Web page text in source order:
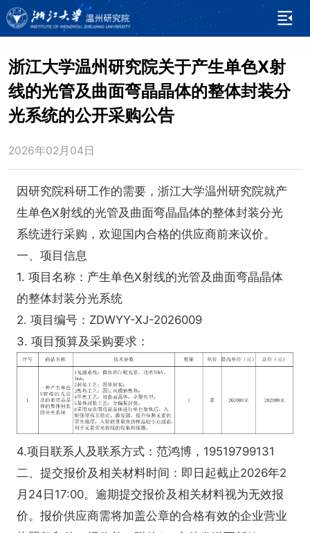
浙江大学温州研究院关于产生单色X射
线的光管及曲面弯晶晶体的整体封装分
光系统的公开采购公告
2026年02月04日
因研究院科研工作的需要，浙江大学温州研究院就产
生单色X射线的光管及曲面弯晶晶体的整体封装分光
系统进行采购，欢迎国内合格的供应商前来议价。
一、项目信息
1. 项目名称：产生单色X射线的光管及曲面弯晶晶体
的整体封装分光系统
2. 项目编号：ZDWYY-XJ-2026009
3. 项目预算及采购要求：
4.项目联系人及联系方式：范鸿博，19519799131
二、提交报价及相关材料时间：即日起截止2026年2
月24日17:00。逾期提交报价及相关材料视为无效报
价。报价供应商需将加盖公章的合格有效的企业营业